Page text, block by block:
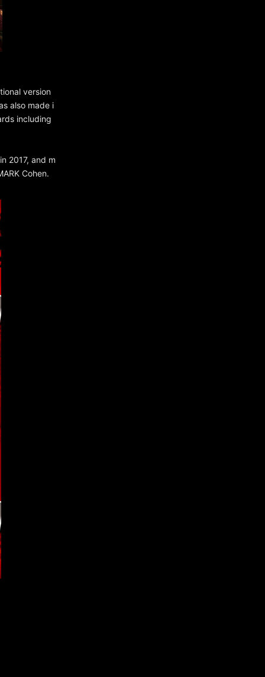
version
also made i
including
2017, and m
Cohen.